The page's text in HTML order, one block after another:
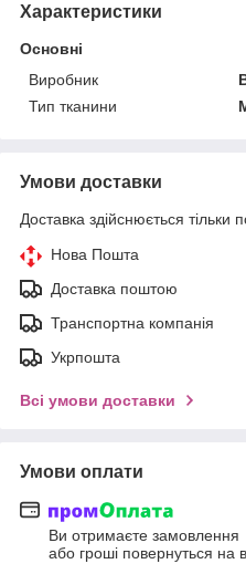
Характеристики
Основні
Виробник
Тип тканини
Умови доставки
Доставка здійснюється тільки
Нова Пошта
Доставка поштою
Транспортна компанія
Укрпошта
Всі умови доставки
Умови оплати
Ви отримаєте замовлення
або гроші повернуться на